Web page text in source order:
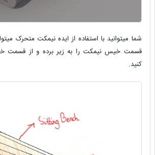
شما میتوانید با استفاده از ایده نیمکت متحرک
قسمت خیس نیمکت را به زیر برده و از قسمت
کنید.